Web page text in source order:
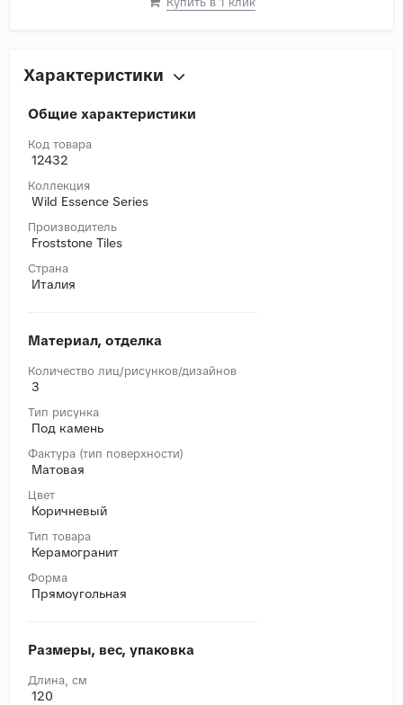
Характеристики
Общие характеристики
Код товара
12432
Коллекция
Wild Essence Series
Производитель
Froststone Tiles
Страна
Италия
Материал, отделка
Количество лиц/рисунков/дизайнов
3
Тип рисунка
Под камень
Фактура (тип поверхности)
Матовая
Цвет
Коричневый
Тип товара
Керамогранит
Форма
Прямоугольная
Размеры, вес, упаковка
Длина, cм
120